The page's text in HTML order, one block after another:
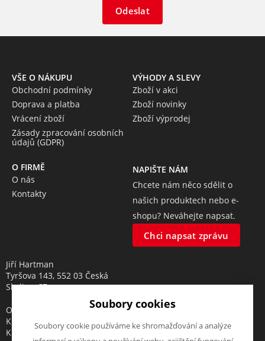
Odeslat
VŠE O NÁKUPU
Obchodní podmínky
Doprava a platba
Vrácení zboží
Zásady zpracování osobních
údajů (GDPR)
VÝHODY A SLEVY
Zboží v akci
Zboží novinky
Zboží výprodej
O FIRMĚ
O nás
Kontakty
NAPIŠTE NÁM
Chcete nám něco sdělit o
našich produktech nebo e-
shopu? Neváhejte napsat.
Chci napsat zprávu
Jiří Hartman
Tyršova 143, 552 03 Česká
Skalice, CZ
Obchodní rejstřík vedený u
Krajského soudu v Hradci
Králové, oddíl A, vložka 18553
Soubory cookies
Soubory cookie používáme ke shromažďování a analýze